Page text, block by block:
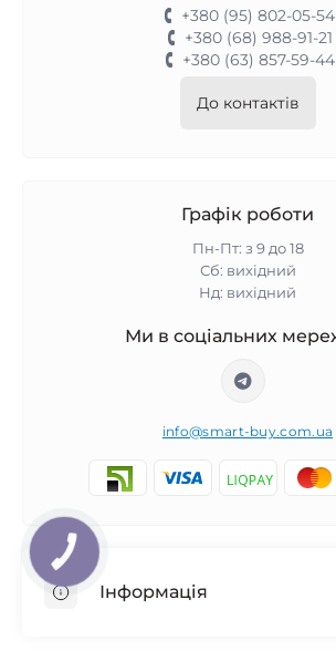
+380 (95) 802-05-54
+380 (68) 988-91-21
+380 (63) 857-59-44
До контактів
Графік роботи
Пн-Пт: з 9 до 18
Сб: вихідний
Нд: вихідний
Ми в соціальних
info@smart-buy.com.ua
Інформація
КНОПКА
ЗВ'ЯЗКУ